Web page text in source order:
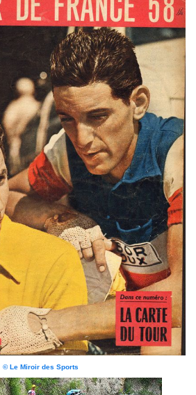
© Le Miroir des Sports